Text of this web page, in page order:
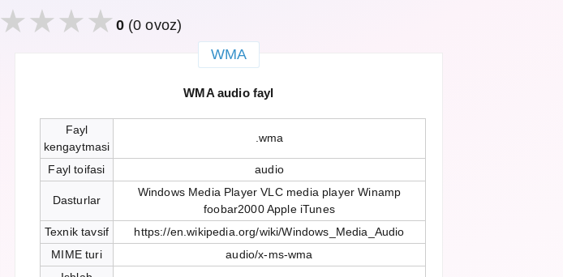
0(0 ovoz)
WMA
WMA audio fayl
Fayl
kengaytmasi
.wma
Fayl toifasi audio
Dasturlar
Windows Media Player VLC media player Winamp
foobar2000 Apple iTunes
Texnik tavsif
https://en.wikipedia.org/wiki/Windows_Media_Audio
MIME turi
audio/x-ms-wma